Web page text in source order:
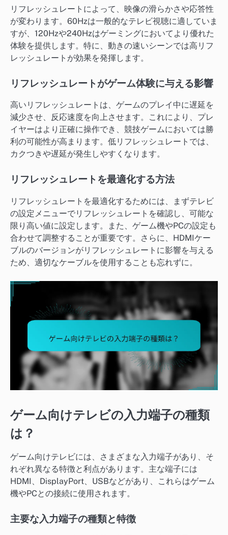
リフレッシュレートによって、映像の滑らかさや応答性
が変わります。60Hzは一般的なテレビ視聴に適していま
すが、120Hzや240Hzはゲーミングにおいてより優れた
体験を提供します。特に、動きの速いシーンでは高リフ
レッシュレートが効果を発揮します。
リフレッシュレートがゲーム体験に与える影響
高いリフレッシュレートは、ゲームのプレイ中に遅延を
減少させ、反応速度を向上させます。これにより、プレ
イヤーはより正確に操作でき、競技ゲームにおいては勝
利の可能性が高まります。低リフレッシュレートでは、
カクつきや遅延が発生しやすくなります。
リフレッシュレートを最適化する方法
リフレッシュレートを最適化するためには、まずテレビ
の設定メニューでリフレッシュレートを確認し、可能な
限り高い値に設定します。また、ゲーム機やPCの設定も
合わせて調整することが重要です。さらに、HDMIケー
ブルのバージョンがリフレッシュレートに影響を与える
ため、適切なケーブルを使用することも忘れずに。
ゲーム向けテレビの入力端子の種類
は？
ゲーム向けテレビには、さまざまな入力端子があり、そ
れぞれ異なる特徴と利点があります。主な端子には
HDMI、DisplayPort、USBなどがあり、これらはゲーム
機やPCとの接続に使用されます。
主要な入力端子の種類と特徴